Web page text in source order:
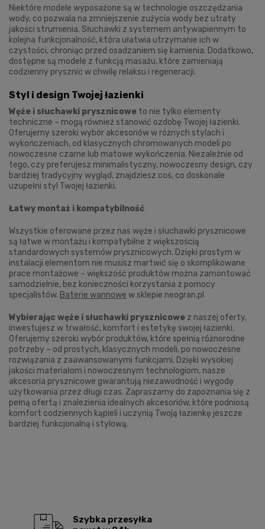
Niektóre modele wyposażone są w technologie oszczędzania
wody, co pozwala na zmniejszenie zużycia wody bez utraty
jakości strumienia. Słuchawki z systemem antywapiennym to
kolejna funkcjonalność, która ułatwia utrzymanie ich w
czystości, chroniąc przed osadzaniem się kamienia. Dodatkowo,
dostępne są modele z funkcją masażu, które zamieniają
codzienny prysznic w chwilę relaksu i regeneracji.
Styl i design Twojej łazienki
Węże i słuchawki prysznicowe to nie tylko elementy
techniczne – mogą również stanowić ozdobę Twojej łazienki.
Oferujemy szeroki wybór akcesoriów w różnych stylach i
wykończeniach, od klasycznych chromowanych modeli po
nowoczesne czarne lub matowe wykończenia. Niezależnie od
tego, czy preferujesz minimalistyczny, nowoczesny design, czy
bardziej tradycyjny wygląd, znajdziesz coś, co doskonale
uzupełni styl Twojej łazienki.
Łatwy montaż i kompatybilność
Wszystkie oferowane przez nas węże i słuchawki prysznicowe
są łatwe w montażu i kompatybilne z większością
standardowych systemów prysznicowych. Dzięki prostym w
instalacji elementom nie musisz martwić się o skomplikowane
prace montażowe – większość produktów można zamontować
samodzielnie, bez konieczności korzystania z pomocy
specjalistów. Baterie wannowe w sklepie neogran.pl
Wybierając węże i słuchawki prysznicowe z naszej oferty,
inwestujesz w trwałość, komfort i estetykę swojej łazienki.
Oferujemy szeroki wybór produktów, które spełnią różnorodne
potrzeby – od prostych, klasycznych modeli, po nowoczesne
rozwiązania z zaawansowanymi funkcjami. Dzięki wysokiej
jakości materiałom i nowoczesnym technologiom, nasze
akcesoria prysznicowe gwarantują niezawodność i wygodę
użytkowania przez długi czas. Zapraszamy do zapoznania się z
pełną ofertą i znalezienia idealnych akcesoriów, które podniosą
komfort codziennych kąpieli i uczynią Twoją łazienkę jeszcze
bardziej funkcjonalną i stylową.
Szybka przesyłka